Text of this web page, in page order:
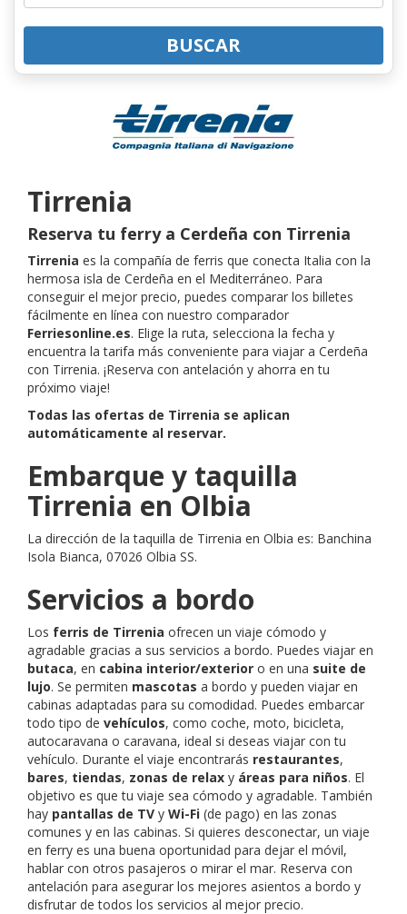
BUSCAR
Tirrenia
Reserva tu ferry a Cerdeña con Tirrenia
Tirrenia es la compañía de ferris que conecta Italia con la
hermosa isla de Cerdeña en el Mediterráneo. Para
conseguir el mejor precio, puedes comparar los billetes
fácilmente en línea con nuestro comparador
Ferriesonline.es. Elige la ruta, selecciona la fecha y
encuentra la tarifa más conveniente para viajar a Cerdeña
con Tirrenia. ¡Reserva con antelación y ahorra en tu
próximo viaje!
Todas las ofertas de Tirrenia se aplican
automáticamente al reservar.
Embarque y taquilla
Tirrenia en Olbia
La dirección de la taquilla de Tirrenia en Olbia es: Banchina
Isola Bianca, 07026 Olbia SS.
Servicios a bordo
Los ferris de Tirrenia ofrecen un viaje cómodo y
agradable gracias a sus servicios a bordo. Puedes viajar en
butaca, en cabina interior/exterior o en una suite de
lujo. Se permiten mascotas a bordo y pueden viajar en
cabinas adaptadas para su comodidad. Puedes embarcar
todo tipo de vehículos, como coche, moto, bicicleta,
autocaravana o caravana, ideal si deseas viajar con tu
vehículo. Durante el viaje encontrarás restaurantes,
bares, tiendas, zonas de relax y áreas para niños. El
objetivo es que tu viaje sea cómodo y agradable. También
hay pantallas de TV y Wi-Fi (de pago) en las zonas
comunes y en las cabinas. Si quieres desconectar, un viaje
en ferry es una buena oportunidad para dejar el móvil,
hablar con otros pasajeros o mirar el mar. Reserva con
antelación para asegurar los mejores asientos a bordo y
disfrutar de todos los servicios al mejor precio.